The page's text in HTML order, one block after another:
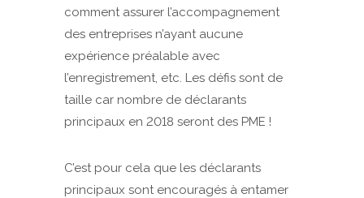
comment assurer l’accompagnement
des entreprises n’ayant aucune
expérience préalable avec
l’enregistrement, etc. Les défis sont de
taille car nombre de déclarants
principaux en 2018 seront des PME !
C’est pour cela que les déclarants
principaux sont encouragés à entamer